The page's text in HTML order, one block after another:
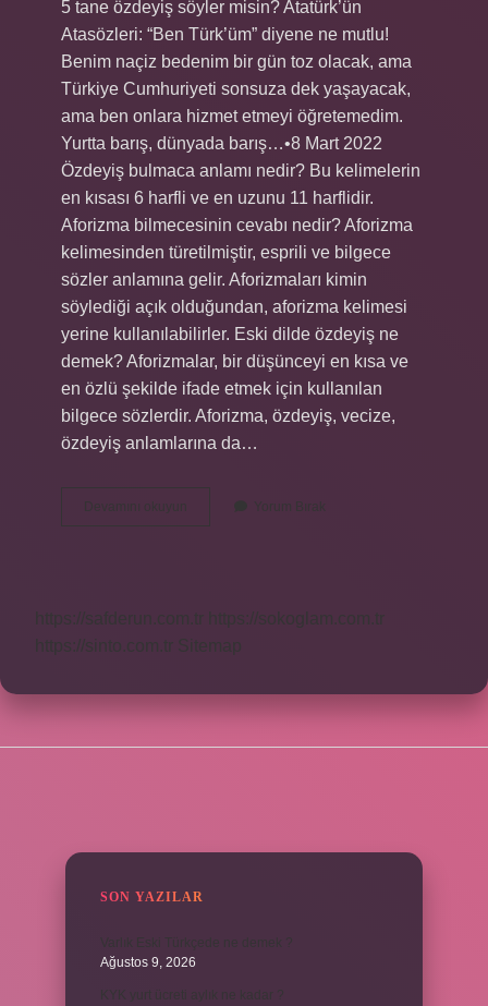
5 tane özdeyiş söyler misin? Atatürk’ün
Atasözleri: “Ben Türk’üm” diyene ne mutlu!
Benim naçiz bedenim bir gün toz olacak, ama
Türkiye Cumhuriyeti sonsuza dek yaşayacak,
ama ben onlara hizmet etmeyi öğretemedim.
Yurtta barış, dünyada barış…•8 Mart 2022
Özdeyiş bulmaca anlamı nedir? Bu kelimelerin
en kısası 6 harfli ve en uzunu 11 harflidir.
Aforizma bilmecesinin cevabı nedir? Aforizma
kelimesinden türetilmiştir, esprili ve bilgece
sözler anlamına gelir. Aforizmaları kimin
söylediği açık olduğundan, aforizma kelimesi
yerine kullanılabilirler. Eski dilde özdeyiş ne
demek? Aforizmalar, bir düşünceyi en kısa ve
en özlü şekilde ifade etmek için kullanılan
bilgece sözlerdir. Aforizma, özdeyiş, vecize,
özdeyiş anlamlarına da…
Devamını okuyun
Slogan
Yorum Bırak
https://safderun.com.tr
https://sokoglam.com.tr
https://sinto.com.tr
Sitemap
SON YAZILAR
Ağustos 9, 2026